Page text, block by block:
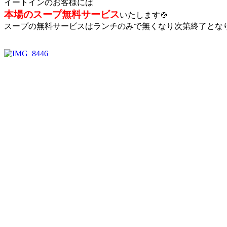
イートインのお客様には
本場のスープ無料サービスいたします🍲
スープの無料サービスはランチのみで無くなり次第終了とな